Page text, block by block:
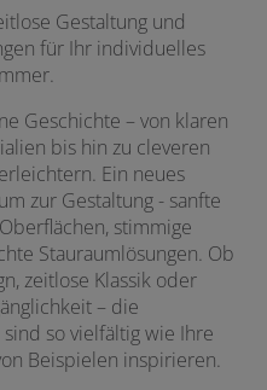
Gestaltung und
für Ihr individuelles
Geschichte – von klaren
bis hin zu cleveren
Ein neues
zur Gestaltung - sanfte
stimmige
Stauraumlösungen. Ob
zeitlose Klassik oder
– die
so vielfältig wie Ihre
Beispielen inspirieren.